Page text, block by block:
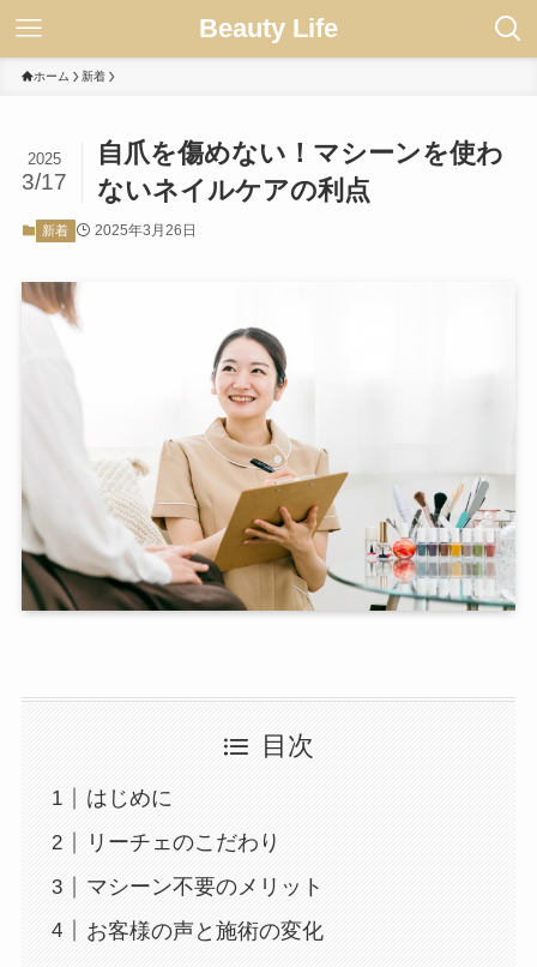
Beauty Life
ホーム 新着
自爪を傷めない！マシーンを使わ
ないネイルケアの利点
2025
3/17
新着 2025年3月26日
目次
はじめに
リーチェのこだわり
マシーン不要のメリット
お客様の声と施術の変化